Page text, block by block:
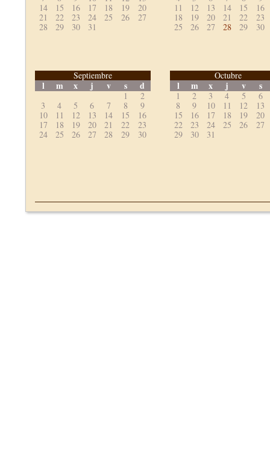
14
15 16 17 18 19
20
21
22 23 24 25 26
27
28
29 30 31
11
12 13 14 15
16
18
19 20 21 22
23
25
26 27 28 29 30
Septiembre
l m x j v s d
1
2
3
4 5 6 7 8
9
10
11 12 13 14 15
16
17
18 19 20 21 22
23
24
25 26 27 28 29 30
Octubre
l m x j v s
1 2 3 4 5
6
8
9 10 11 12
13
15
16 17 18 19
20
22
23 24 25 26
27
29
30 31